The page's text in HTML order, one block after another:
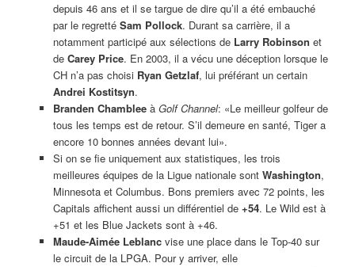
depuis 46 ans et il se targue de dire qu’il a été embauché
par le regretté Sam Pollock. Durant sa carrière, il a
notamment participé aux sélections de Larry Robinson et
de Carey Price. En 2003, il a vécu une déception lorsque le
CH n’a pas choisi Ryan Getzlaf, lui préférant un certain
Andrei Kostitsyn.
Branden Chambleeà Golf Channel: «Le meilleur golfeur de
tous les temps est de retour. S’il demeure en santé, Tiger a
encore 10 bonnes années devant lui».
Si on se fie uniquement aux statistiques, les trois
meilleures équipes de la Ligue nationale sont Washington,
Minnesota et Columbus. Bons premiers avec 72 points, les
Capitals affichent aussi un différentiel de +54. Le Wild est à
+51 et les Blue Jackets sont à +46.
Maude-Aimée Leblancvise une place dans le Top-40 sur
le circuit de la LPGA. Pour y arriver, elle